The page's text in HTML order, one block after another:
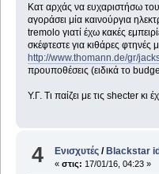
Κατ αρχάς να ευχαριστήσω
αγοράσει μία καινούργια
tremolo γιατί έχω κακές
σκέφτεστε για κιθάρες
http://www.thomann.de/gr/
προυποθέσεις (ειδικά το
Υ.Γ. Τι παίζει με τις shecter
4 Ενισχυτές /Blackstar
«στις: 17/01/16, 04:23 »